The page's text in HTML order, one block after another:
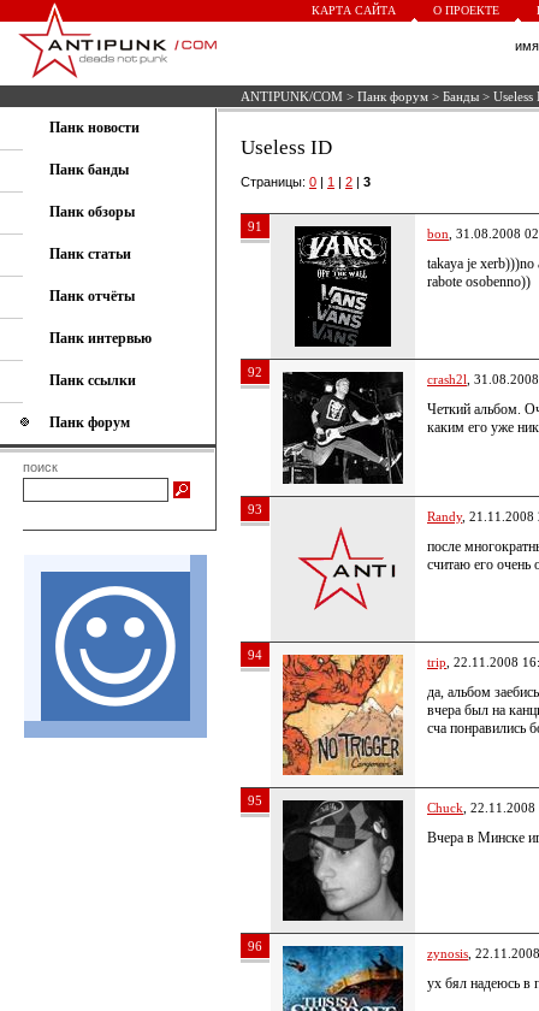
КАРТА САЙТА О ПРОЕКТЕ
ANTIPUNK/COM > Панк форум > Банды > Useless
Панк новости
Панк банды
Панк обзоры
Панк статьи
Панк отчёты
Панк интервью
Панк ссылки
Панк форум
поиск
Useless ID
Страницы: 0 | 1 | 2 | 3
91 bon , 31.08.2008
takaya je
rabote osobenno))
92 crash2l ,
Четкий альбом.
каким его уже
93 Randy, 21.11.2008
после
считаю его
94 trip , 22.11.2008
да, альбом
вчера был на
сча понравились
95 Chuck ,
Вчера в Минске
96 zynosis ,
ух бял надеюсь в